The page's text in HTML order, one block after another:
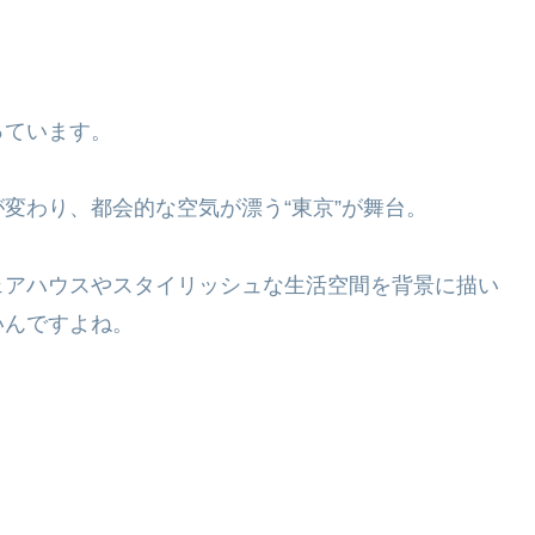
います。
わり、都会的な空気が漂う“東京”が舞台。
ハウスやスタイリッシュな生活空間を背景に描い
ですよね。